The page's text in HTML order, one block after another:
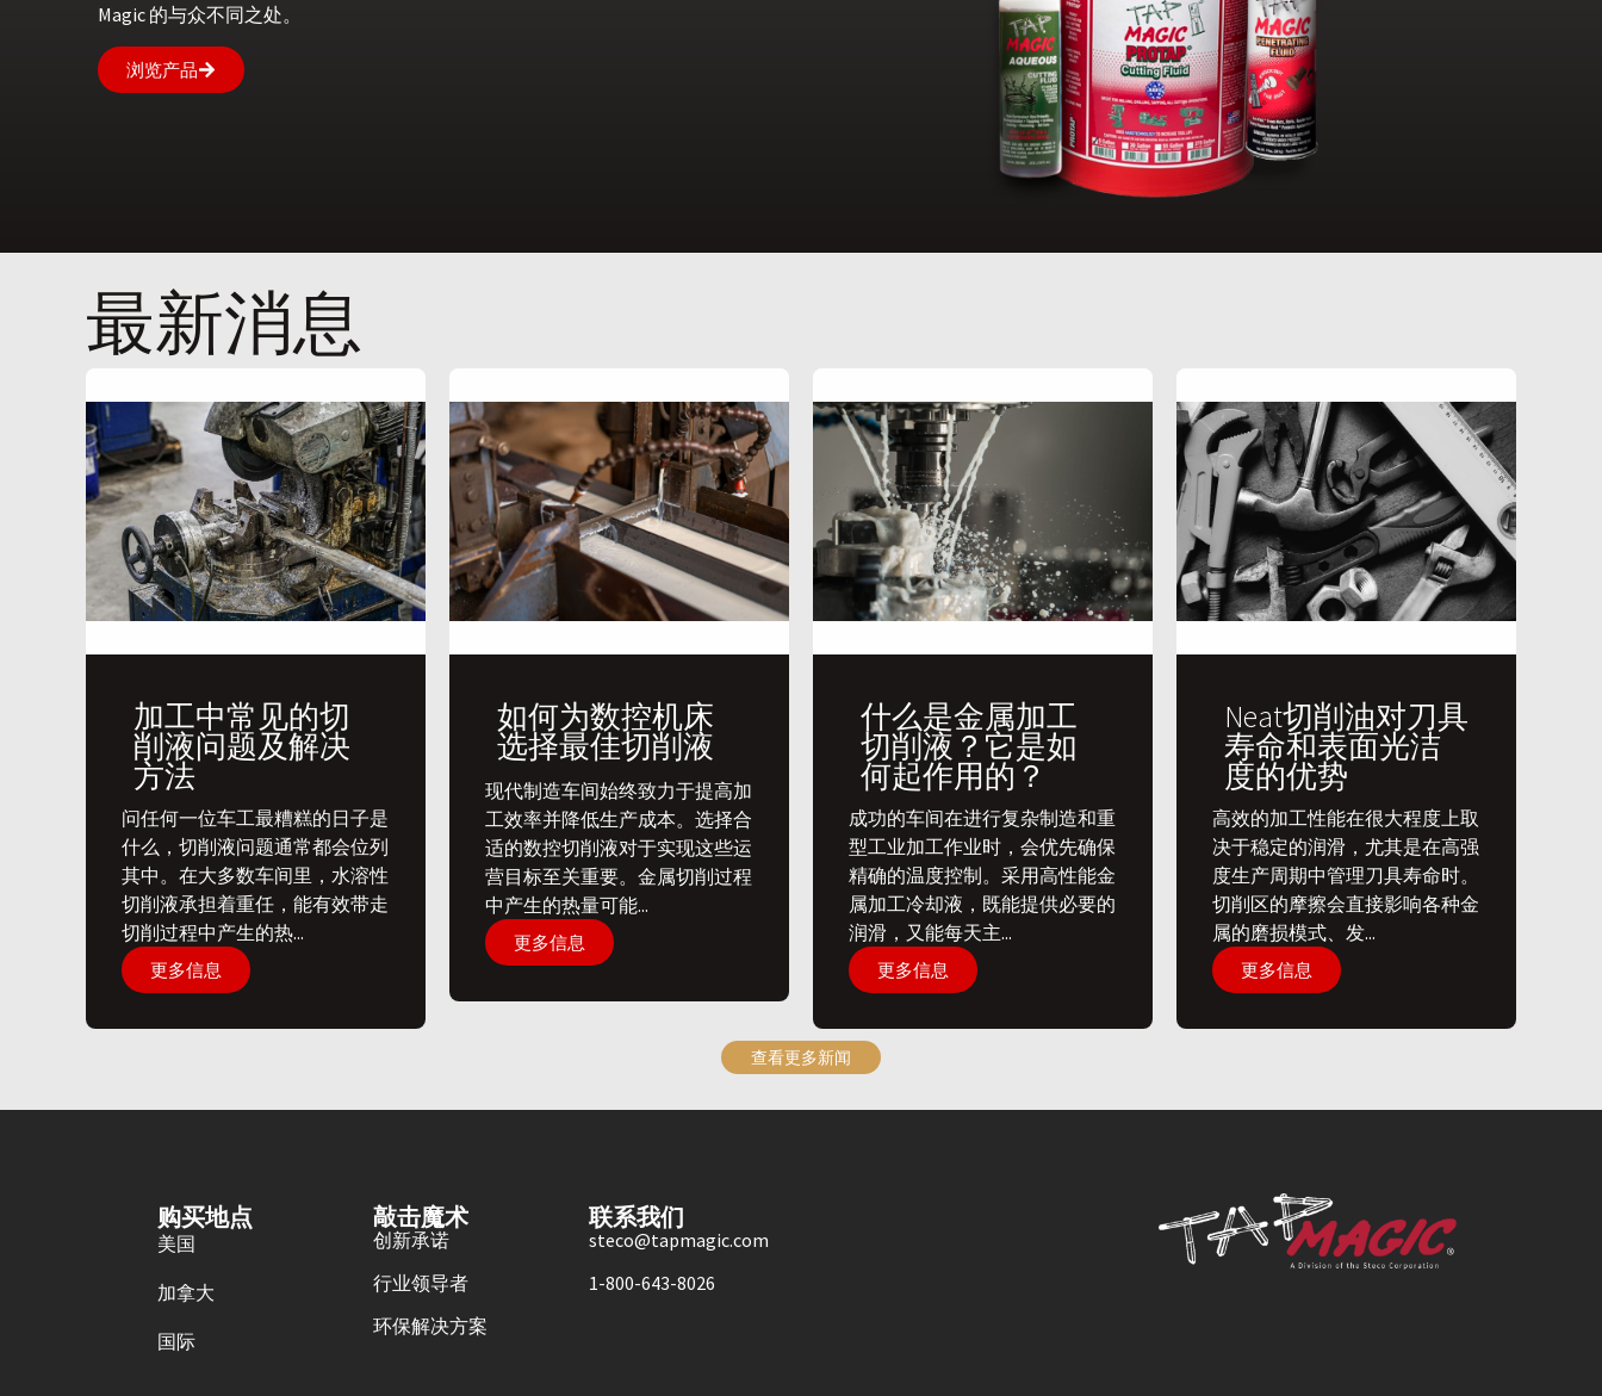
Magic 的与众不同之处。
浏览产品
最新消息
加工中常见的切
削液问题及解决
方法
问任何一位车工最糟糕的日子是
什么，切削液问题通常都会位列
其中。在大多数车间里，水溶性
切削液承担着重任，能有效带走
切削过程中产生的热...
更多信息
如何为数控机床
选择最佳切削液
​现代制造车间始终致力于提高加
工效率并降低生产成本。选择合
适的数控切削液对于实现这些运
营目标至关重要。金属切削过程
中产生的热量可能...
更多信息
什么是金属加工
切削液？它是如
何起作用的？
​成功的车间在进行复杂制造和重
型工业加工作业时，会优先确保
精确的温度控制。采用高性能金
属加工冷却液，既能提供必要的
润滑，又能每天主...
更多信息
Neat切削油对刀具
寿命和表面光洁
度的优势
​高效的加工性能在很大程度上取
决于稳定的润滑，尤其是在高强
度生产周期中管理刀具寿命时。
切削区的摩擦会直接影响各种金
属的磨损模式、发...
更多信息
查看更多新闻
购买地点
美国
加拿大
国际
敲击魔术
创新承诺
行业领导者
环保解决方案
联系我们
steco@tapmagic.com
1-800-643-8026